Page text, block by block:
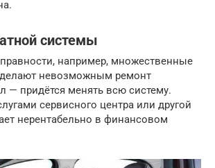
системы
например, множественные
невозможным ремонт
— придётся менять всю систему.
сервисного центра или другой
нерентабельно в финансовом